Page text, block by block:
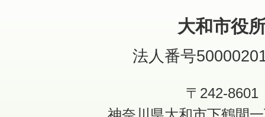
大和市役
法人番号
〒242-8601